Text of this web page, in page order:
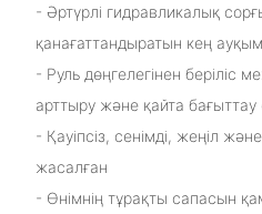
- Әртүрлі гидравликалық
қанағаттандыратын кең
- Руль дөңгелегінен беріліс
арттыру және қайта
- Қауіпсіз, сенімді, жеңіл
жасалған
- Өнімнің тұрақты сапасын